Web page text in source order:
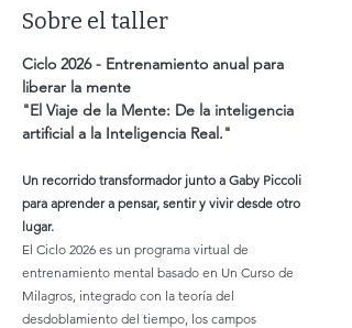
Sobre el taller
Ciclo 2026 - Entrenamiento anual para
liberar la mente
"El Viaje de la Mente: De la inteligencia
artificial a la Inteligencia Real."
Un recorrido transformador junto a Gaby Piccoli
para aprender a pensar, sentir y vivir desde otro
lugar.
El Ciclo 2026 es un programa virtual de
entrenamiento mental basado en Un Curso de
Milagros, integrado con la teoría del
desdoblamiento del tiempo, los campos